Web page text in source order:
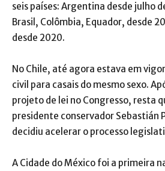
seis países: Argentina desde julho
Brasil, Colômbia, Equador, desde
desde 2020.
No Chile, até agora estava em
civil para casais do mesmo sexo.
projeto de lei no Congresso, resta
presidente conservador Sebastián
decidiu acelerar o processo
A Cidade do México foi a primeira